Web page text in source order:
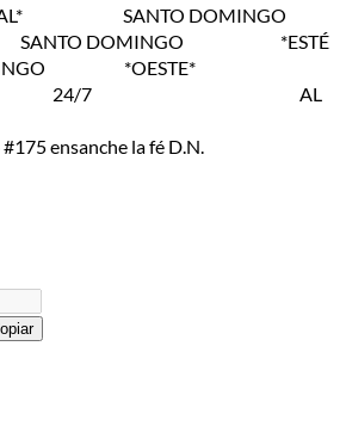
SANTO DOMINGO
DOMINGO *ESTÉ
*OESTE*
24/7 AL
ensanche la fé D.N.